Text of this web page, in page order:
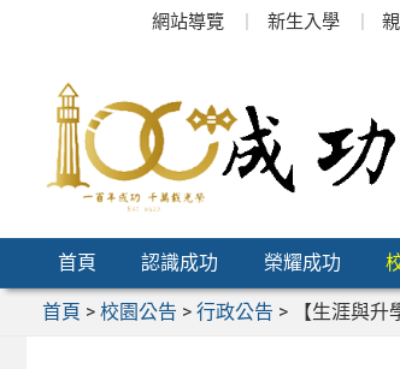
網站導覽 新生入學
首頁 認識成功 榮耀成功
首頁 > 校園公告 > 行政公告 > 【生涯與